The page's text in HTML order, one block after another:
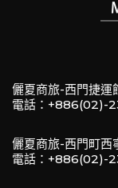
儷夏商旅-西門捷運
電話：+886(02)-
儷夏商旅-西門町西
電話：+886(02)-